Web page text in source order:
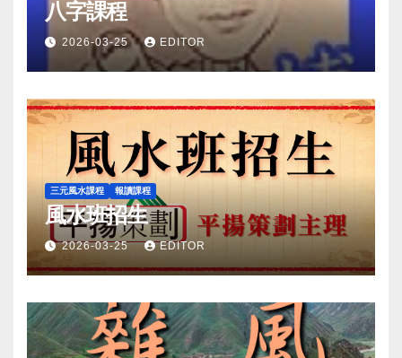
八字課程
2026-03-25 EDITOR
三元風水課程 報讀課程
風水班招生
2026-03-25 EDITOR